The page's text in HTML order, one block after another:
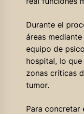
Durante el
áreas
equipo de
hospital, lo
zonas críticas
tumor.
Para concretar